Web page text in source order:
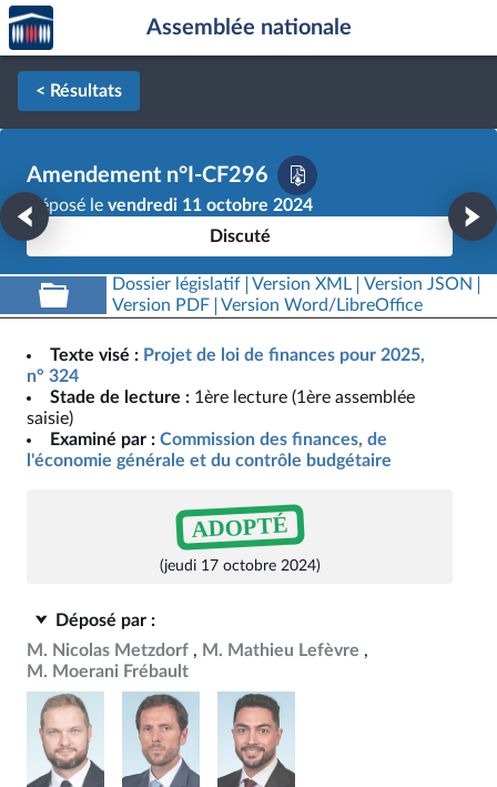
Aller au contenu
Aller en bas de la page
Accèder
à la
page
d'accueil
Assemblée nationale
< Résultats
Amendement n°I-CF296
Déposé le vendredi 11 octobre 2024
Discuté
Dossier législatif Version XML
Version JSON
Version PDF
Version Word/LibreOffice
Texte visé : Projet de loi de finances pour 2025,
n° 324
Stade de lecture : 1ère lecture (1ère assemblée
saisie)
Examiné par : Commission des finances, de
l'économie générale et du contrôle budgétaire
ADOPTÉ
(jeudi 17 octobre 2024)
Déposé par :
M. Nicolas Metzdorf
M. Mathieu Lefèvre
M. Moerani Frébault